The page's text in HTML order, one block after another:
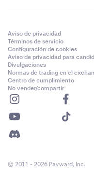
Requisitos para el
• El trading con
minoristas de EE.
para clientes de EE.
Participante de
Restricciones a las
• Los clientes de EE.
en determinados
Aviso de privacidad
Términos de servicio
Configuración de cookies
Aviso de privacidad para
Divulgaciones
Normas de trading en el
Centro de cumplimiento
No vender/compartir
© 2011 - 2026 Payward, Inc.